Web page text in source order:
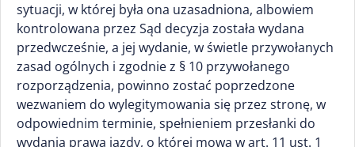
sytuacji, w której była ona uzasadniona, albowiem
kontrolowana przez Sąd decyzja została wydana
przedwcześnie, a jej wydanie, w świetle przywołanych
zasad ogólnych i zgodnie z § 10 przywołanego
rozporządzenia, powinno zostać poprzedzone
wezwaniem do wylegitymowania się przez stronę, w
odpowiednim terminie, spełnieniem przesłanki do
wydania prawa jazdy, o której mowa w art. 11 ust. 1